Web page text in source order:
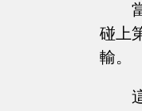
碰上
輸。